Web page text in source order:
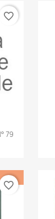
79
favorite_border
favorite_border